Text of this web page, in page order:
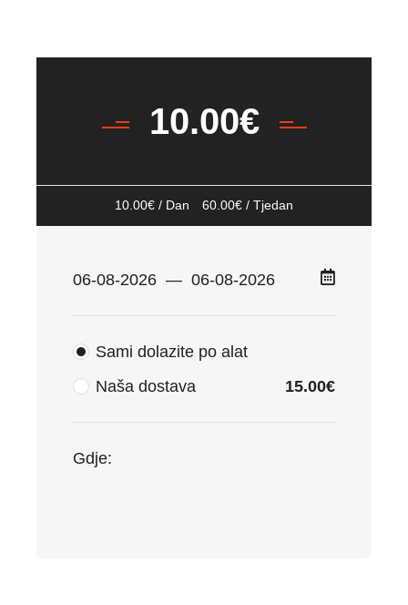
10.00€
10.00€ / Dan 60.00€ / Tjedan
Sami dolazite po alat
Naša dostava
15.00€
Gdje: